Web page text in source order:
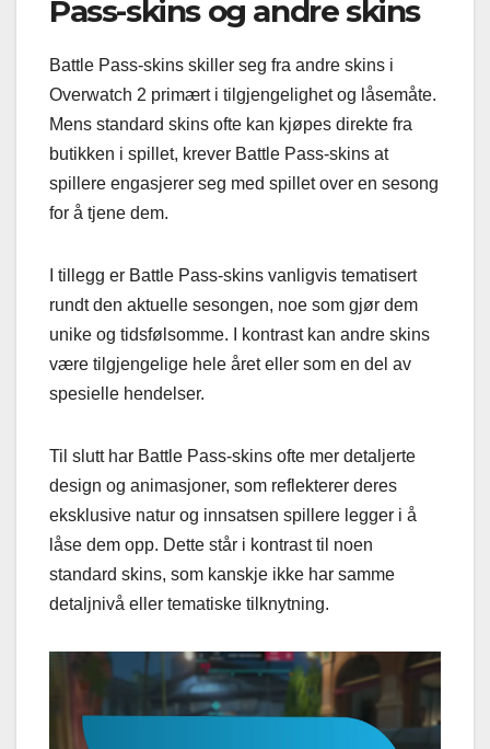
Pass-skins og andre skins
Battle Pass-skins skiller seg fra andre skins i
Overwatch 2 primært i tilgjengelighet og låsemåte.
Mens standard skins ofte kan kjøpes direkte fra
butikken i spillet, krever Battle Pass-skins at
spillere engasjerer seg med spillet over en sesong
for å tjene dem.
I tillegg er Battle Pass-skins vanligvis tematisert
rundt den aktuelle sesongen, noe som gjør dem
unike og tidsfølsomme. I kontrast kan andre skins
være tilgjengelige hele året eller som en del av
spesielle hendelser.
Til slutt har Battle Pass-skins ofte mer detaljerte
design og animasjoner, som reflekterer deres
eksklusive natur og innsatsen spillere legger i å
låse dem opp. Dette står i kontrast til noen
standard skins, som kanskje ikke har samme
detaljnivå eller tematiske tilknytning.